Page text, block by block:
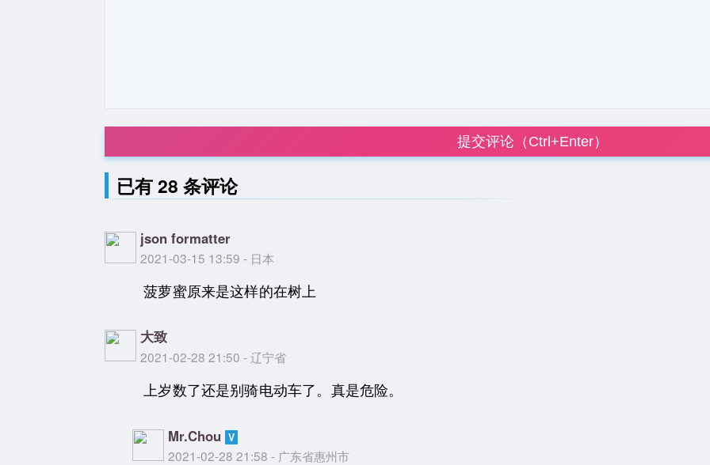
提交评论（Ctrl+Enter）
已有 28 条评论
json formatter
2021-03-15 13:59 - 日本
菠萝蜜原来是这样的在树上
大致
2021-02-28 21:50 - 辽宁省
上岁数了还是别骑电动车了。真是危险。
Mr.Chou
2021-02-28 21:58 - 广东省惠州市